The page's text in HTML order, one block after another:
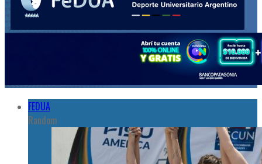
FEDUA
Random